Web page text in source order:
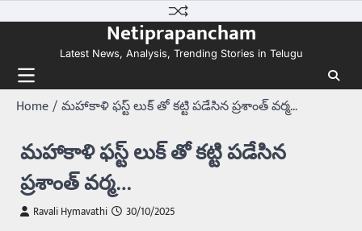
to
Netiprapancham
Latest News, Analysis, Trending Stories in Telugu
Home మహాకాళి ఫస్ట్ లుక్ తో కట్టి పడేసిన ప్రశాంత్ వర్మ…
మహాకాళి ఫస్ట్ లుక్ తో కట్టి పడేసిన
ప్రశాంత్ వర్మ…
Ravali Hymavathi 30/10/2025